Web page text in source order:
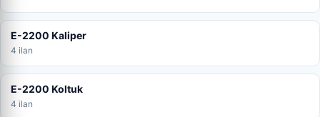
E-2200 Kaliper
4 ilan
E-2200 Koltuk
4 ilan